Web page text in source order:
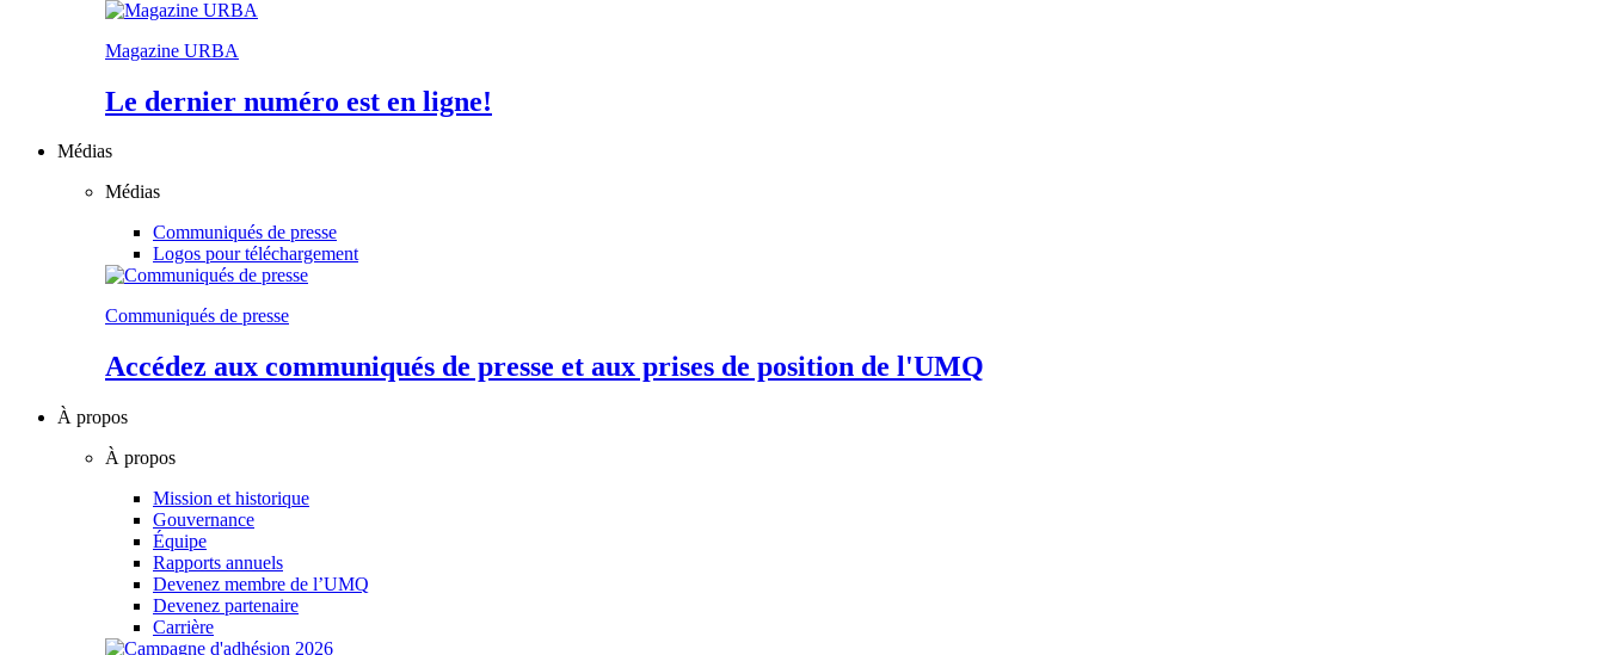
Magazine URBA
Le dernier numéro est en ligne!
Médias
Médias
Communiqués de presse
Logos pour téléchargement
Communiqués de presse
Accédez aux communiqués de presse et aux prises de position de l'UMQ
À propos
À propos
Mission et historique
Gouvernance
Équipe
Rapports annuels
Devenez membre de l’UMQ
Devenez partenaire
Carrière